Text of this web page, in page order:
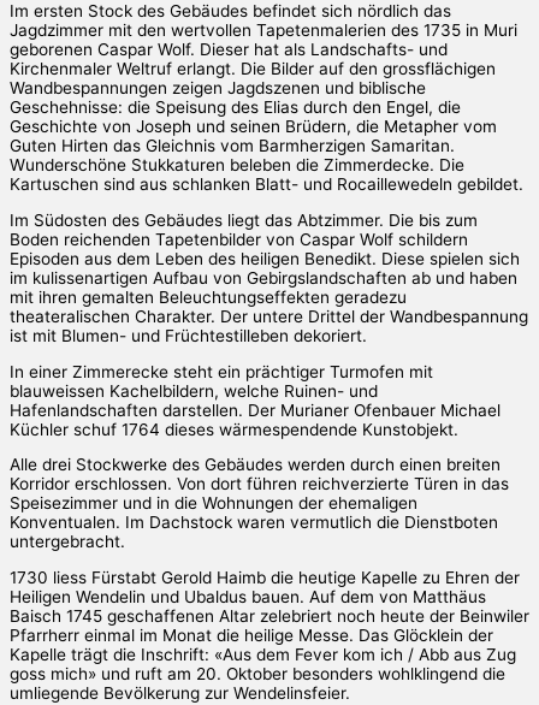
Im ersten Stock des Gebäudes befindet sich nördlich das
Jagdzimmer mit den wertvollen Tapetenmalerien des 1735 in Muri
geborenen Caspar Wolf. Dieser hat als Landschafts- und
Kirchenmaler Weltruf erlangt. Die Bilder auf den grossflächigen
Wandbespannungen zeigen Jagdszenen und biblische
Geschehnisse: die Speisung des Elias durch den Engel, die
Geschichte von Joseph und seinen Brüdern, die Metapher vom
Guten Hirten das Gleichnis vom Barmherzigen Samaritan.
Wunderschöne Stukkaturen beleben die Zimmerdecke. Die
Kartuschen sind aus schlanken Blatt- und Rocaillewedeln gebildet.
Im Südosten des Gebäudes liegt das Abtzimmer. Die bis zum
Boden reichenden Tapetenbilder von Caspar Wolf schildern
Episoden aus dem Leben des heiligen Benedikt. Diese spielen sich
im kulissenartigen Aufbau von Gebirgslandschaften ab und haben
mit ihren gemalten Beleuchtungseffekten geradezu
theateralischen Charakter. Der untere Drittel der Wandbespannung
ist mit Blumen- und Früchtestilleben dekoriert.
In einer Zimmerecke steht ein prächtiger Turmofen mit
blauweissen Kachelbildern, welche Ruinen- und
Hafenlandschaften darstellen. Der Murianer Ofenbauer Michael
Küchler schuf 1764 dieses wärmespendende Kunstobjekt.
Alle drei Stockwerke des Gebäudes werden durch einen breiten
Korridor erschlossen. Von dort führen reichverzierte Türen in das
Speisezimmer und in die Wohnungen der ehemaligen
Konventualen. Im Dachstock waren vermutlich die Dienstboten
untergebracht.
1730 liess Fürstabt Gerold Haimb die heutige Kapelle zu Ehren der
Heiligen Wendelin und Ubaldus bauen. Auf dem von Matthäus
Baisch 1745 geschaffenen Altar zelebriert noch heute der Beinwiler
Pfarrherr einmal im Monat die heilige Messe. Das Glöcklein der
Kapelle trägt die Inschrift: «Aus dem Fever kom ich / Abb aus Zug
goss mich» und ruft am 20. Oktober besonders wohlklingend die
umliegende Bevölkerung zur Wendelinsfeier.